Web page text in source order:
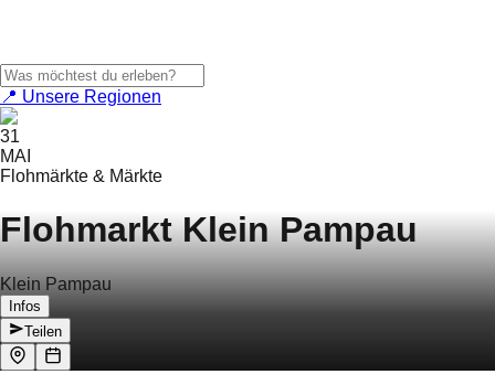
📍 Unsere Regionen
31
MAI
Flohmärkte & Märkte
Flohmarkt Klein Pampau
Klein Pampau
Infos
Teilen